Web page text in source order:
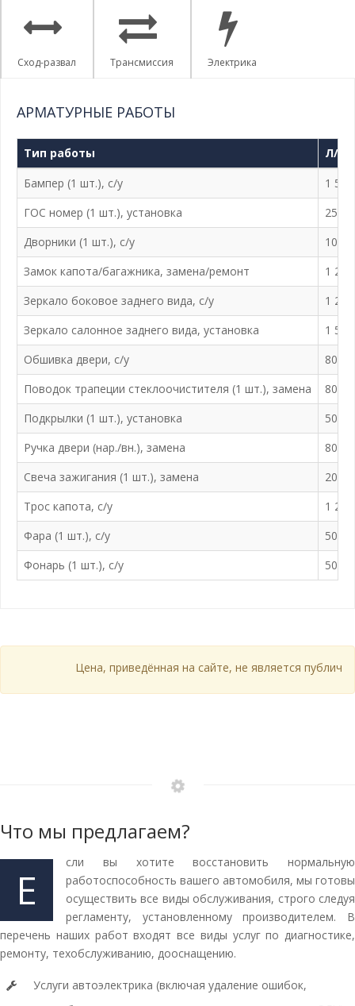
Сход-развал Трансмиссия Электрика
АРМАТУРНЫЕ РАБОТЫ
Тип работы
Л/а
Бампер (1 шт.), с/у
1
ГОС номер (1 шт.), установка
250 ₽
Дворники (1 шт.), с/у
100 ₽
Замок капота/багажника, замена/ремонт
1
Зеркало боковое заднего вида, с/у
1
Зеркало салонное заднего вида, установка
1
Обшивка двери, с/у
800 ₽
Поводок трапеции стеклоочистителя (1 шт.), замена
800 ₽
Подкрылки (1 шт.), установка
500 ₽
Ручка двери (нар./вн.), замена
800 ₽
Свеча зажигания (1 шт.), замена
200 ₽
Трос капота, с/у
1
Фара (1 шт.), с/у
500 ₽
Фонарь (1 шт.), с/у
500 ₽
Цена, приведённая на сайте, не является
Что мы предлагаем?
Е
сли вы хотите восстановить нормальную
работоспособность вашего автомобиля, мы готовы
осуществить все виды обслуживания, строго следуя
регламенту, установленному производителем. В
перечень наших работ входят все виды услуг по диагностике,
ремонту, техобслуживанию, дооснащению.
Услуги автоэлектрика (включая удаление ошибок,